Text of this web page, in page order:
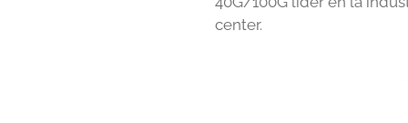
center.